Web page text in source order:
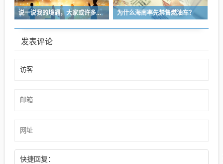
说一说我的境遇，大家或许多少能对于长沙这座城的人事物有些体会 为什么海南率先禁售燃油车？
发表评论
快捷回复：